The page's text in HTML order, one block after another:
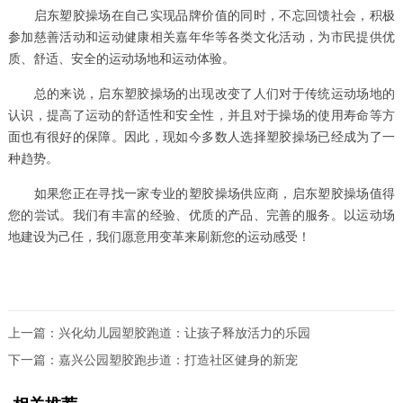
启东塑胶操场在自己实现品牌价值的同时，不忘回馈社会，积极
参加慈善活动和运动健康相关嘉年华等各类文化活动，为市民提供优
质、舒适、安全的运动场地和运动体验。
总的来说，启东塑胶操场的出现改变了人们对于传统运动场地的
认识，提高了运动的舒适性和安全性，并且对于操场的使用寿命等方
面也有很好的保障。因此，现如今多数人选择塑胶操场已经成为了一
种趋势。
如果您正在寻找一家专业的塑胶操场供应商，启东塑胶操场值得
您的尝试。我们有丰富的经验、优质的产品、完善的服务。以运动场
地建设为己任，我们愿意用变革来刷新您的运动感受！
上一篇： 兴化幼儿园塑胶跑道：让孩子释放活力的乐园
下一篇： 嘉兴公园塑胶跑步道：打造社区健身的新宠